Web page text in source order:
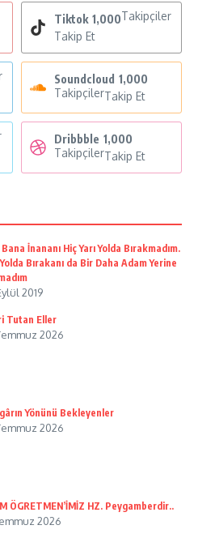
Tiktok 1,000Takipçiler
Takip Et
Soundcloud 1,000
TakipçilerTakip Et
Dribbble 1,000
TakipçilerTakip Et
İnananı Hiç Yarı Yolda Bırakmadım.
Yolda Bırakanı da Bir Daha Adam Yerine
2019
Tutan Eller
2026
Yönünü Bekleyenler
2026
ÖGRETMEN’İMİZ HZ. Peygamberdir..
2026